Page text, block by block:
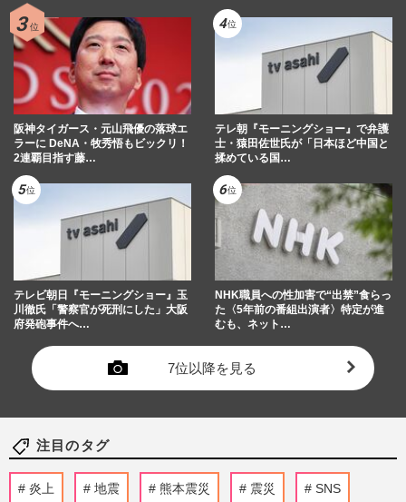
阪神タイガース・元山飛優の落球エ
ラーに DeNA・牧秀悟もビックリ！
2連覇目指す藤…
テレ朝『モーニングショー』で弁護
士・猿田佐世氏が「日本ほど中国と
揉めている国…
テレビ朝日『モーニングショー』玉
川徹氏「警察官が死刑にした」大阪
府発砲事件へ…
NHK職員への性加害で“出禁”食らっ
た〈5年前の番組出演者〉特定が進
むも、ネット…
7位以降を見る
注目のタグ
炎上 地震 熊本震災 震災 SNS